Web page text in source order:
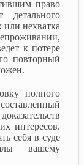
право
детального
нехватка
к потере
повторный
полного
интересов.
себя в суде
вашему